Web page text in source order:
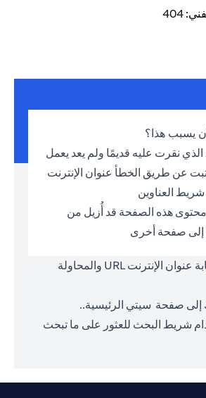
404
يسبب هذا؟
الذي نقرت عليه قديمًا ولم يعد يعمل
عن طريق الخطأ عنوان الإنترنت
هذه الصفحة قد أُزيل من
إلى صفحة أخرى
يمكنك إعادة كتابة عنوان الإنترنت URL والمحاولة
إلى صفحة سيتي الرئيسية..
شريط البحث للعثور على ما تبحث